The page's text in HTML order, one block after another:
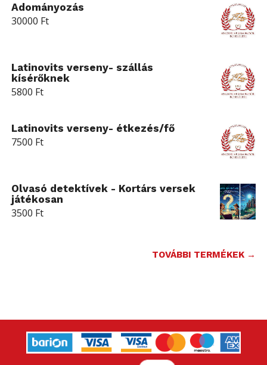
Adományozás
30000 Ft
Latinovits verseny- szállás
kísérőknek
5800 Ft
Latinovits verseny- étkezés/fő
7500 Ft
Olvasó detektívek - Kortárs versek
játékosan
3500 Ft
TOVÁBBI TERMÉKEK →